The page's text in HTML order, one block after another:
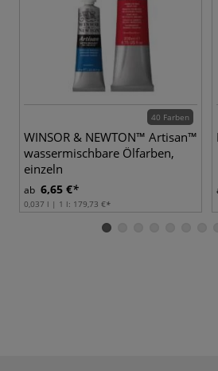
40 Farben
WINSOR & NEWTON™ Artisan™
wassermischbare Ölfarben,
einzeln
ab 6,65 €
0,037 l | 1 l: 179,73 €